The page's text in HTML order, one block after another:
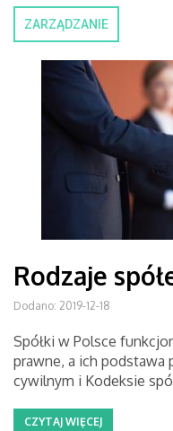
ZARZĄDZANIE
Rodzaje
Dodano: 2019-12-18
Spółki w Polsce
prawne, a ich podstawa
cywilnym i Kodeksie
CZYTAJ WIĘCEJ